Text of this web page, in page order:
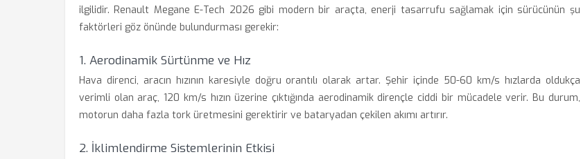
ilgilidir. Renault Megane E-Tech 2026 gibi modern bir araçta, enerji tasarrufu sağlamak için sürücünün şu
faktörleri göz önünde bulundurması gerekir:
1. Aerodinamik Sürtünme ve Hız
Hava direnci, aracın hızının karesiyle doğru orantılı olarak artar. Şehir içinde 50-60 km/s hızlarda oldukça
verimli olan araç, 120 km/s hızın üzerine çıktığında aerodinamik dirençle ciddi bir mücadele verir. Bu durum,
motorun daha fazla tork üretmesini gerektirir ve bataryadan çekilen akımı artırır.
2. İklimlendirme Sistemlerinin Etkisi